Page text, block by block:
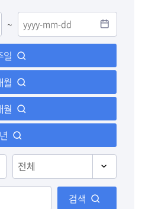
~
일
월
월
검색